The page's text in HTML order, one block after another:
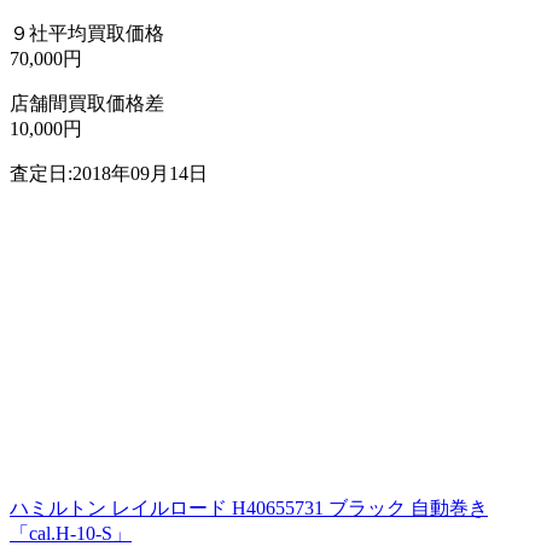
９社平均買取価格
70,000円
店舗間買取価格差
10,000円
査定日:2018年09月14日
ハミルトン レイルロード H40655731 ブラック 自動巻き
「cal.H-10-S」